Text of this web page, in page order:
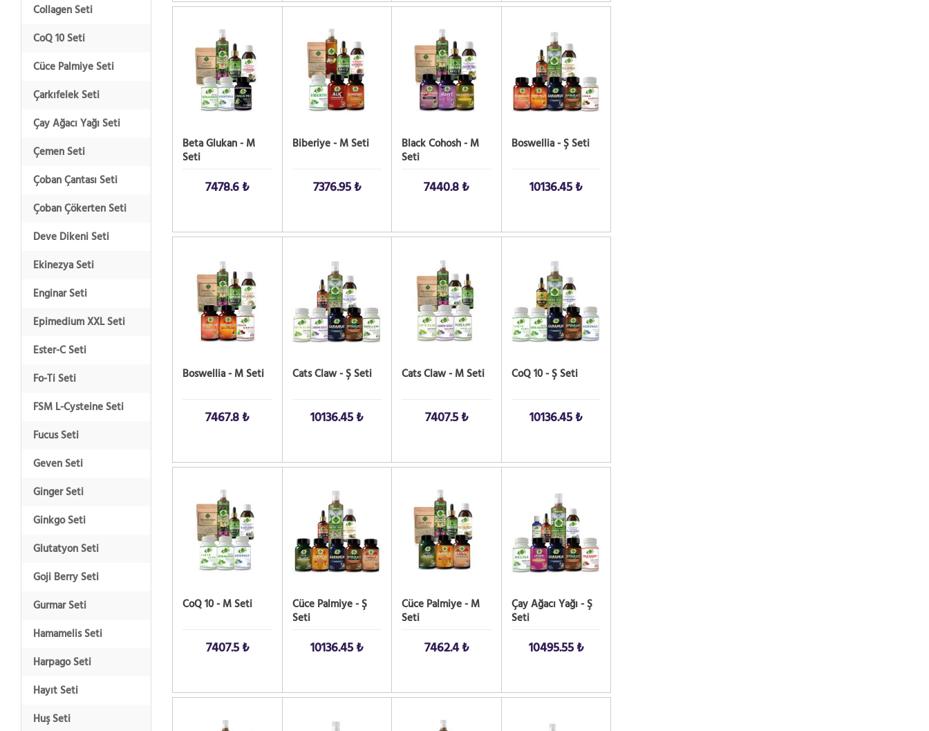
Collagen Seti
CoQ 10 Seti
Cüce Palmiye Seti
Çarkıfelek Seti
Çay Ağacı Yağı Seti
Çemen Seti
Çoban Çantası Seti
Çoban Çökerten Seti
Deve Dikeni Seti
Ekinezya Seti
Enginar Seti
Epimedium XXL Seti
Ester-C Seti
Fo-Ti Seti
FSM L-Cysteine Seti
Fucus Seti
Geven Seti
Ginger Seti
Ginkgo Seti
Glutatyon Seti
Goji Berry Seti
Gurmar Seti
Hamamelis Seti
Harpago Seti
Hayıt Seti
Huş Seti
Beta Glukan - M
Seti
7478.6 ₺
Biberiye - M Seti
7376.95 ₺
Black Cohosh - M
Seti
7440.8 ₺
Boswellia - Ş Seti
10136.45 ₺
Boswellia - M Seti
7467.8 ₺
Cats Claw - Ş Seti
10136.45 ₺
Cats Claw - M Seti
7407.5 ₺
CoQ 10 - Ş Seti
10136.45 ₺
CoQ 10 - M Seti
7407.5 ₺
Cüce Palmiye - Ş
Seti
10136.45 ₺
Cüce Palmiye - M
Seti
7462.4 ₺
Çay Ağacı Yağı - Ş
Seti
10495.55 ₺